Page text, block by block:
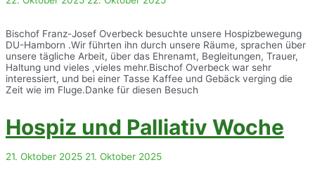
Bischof Franz-Josef Overbeck besuchte unsere Hospizbewegung
DU-Hamborn .Wir führten ihn durch unsere Räume, sprachen über
unsere tägliche Arbeit, über das Ehrenamt, Begleitungen, Trauer,
Haltung und vieles ,vieles mehr.Bischof Overbeck war sehr
interessiert, und bei einer Tasse Kaffee und Gebäck verging die
Zeit wie im Fluge.Danke für diesen Besuch
Hospiz und Palliativ Woche
21. Oktober 2025 21. Oktober 2025